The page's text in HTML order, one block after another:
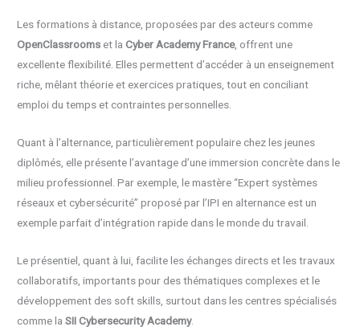
Les formations à distance, proposées par des acteurs comme
OpenClassrooms et laCyber Academy France, offrent une
excellente flexibilité. Elles permettent d’accéder à un enseignement
riche, mêlant théorie et exercices pratiques, tout en conciliant
emploi du temps et contraintes personnelles.
Quant à l’alternance, particulièrement populaire chez les jeunes
diplômés, elle présente l’avantage d’une immersion concrète dans le
milieu professionnel. Par exemple, le mastère “Expert systèmes
réseaux et cybersécurité” proposé par l’IPI en alternance est un
exemple parfait d’intégration rapide dans le monde du travail.
Le présentiel, quant à lui, facilite les échanges directs et les travaux
collaboratifs, importants pour des thématiques complexes et le
développement des soft skills, surtout dans les centres spécialisés
comme laSII Cybersecurity Academy.